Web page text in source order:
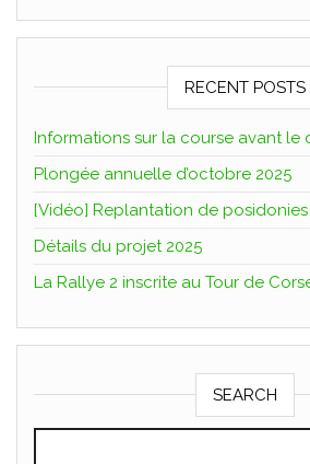
RECENT POSTS
Informations sur la course avant le
Plongée annuelle d’octobre 2025
[Vidéo] Replantation de
Détails du projet 2025
La Rallye 2 inscrite au Tour de
SEARCH